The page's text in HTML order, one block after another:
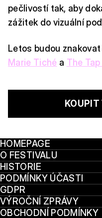
pečlivostí tak, aby
zážitek do vizuální
Letos budou
Marie Tiché a The
HOMEPAGE
O FESTIVALU
HISTORIE
PODMÍNKY ÚČASTI
GDPR
VÝROČNÍ ZPRÁVY
OBCHODNÍ PODMÍNKY